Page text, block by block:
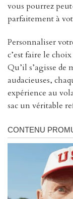
vous pourrez
parfaitement à
Personnaliser
c’est faire le
Qu’il s’agisse
audacieuses,
expérience au
sac un véritable